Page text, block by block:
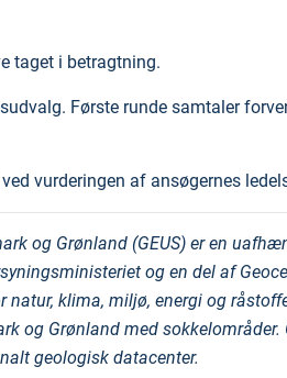
taget i betragtning.
Første runde samtaler
vurderingen af ansøgernes
og Grønland (GEUS) er en
og en del af
klima, miljø, energi og
og Grønland med
geologisk datacenter.